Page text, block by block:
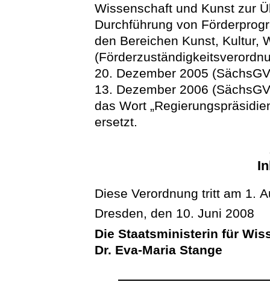
Wissenschaft und Kunst zur
Durchführung von
den Bereichen Kunst, Kultur,
20. Dezember 2005
13. Dezember 2006
das Wort
ersetzt.
Diese Verordnung tritt am 1.
Dresden, den 10. Juni 2008
Die Staatsministerin für
Dr. Eva-Maria Stange